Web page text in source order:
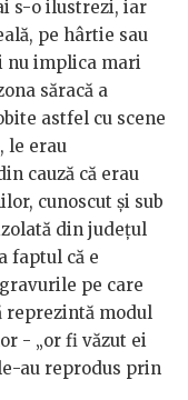
s-o ilustrezi, iar
pe hârtie sau
nu implica mari
săracă a
astfel cu scene
le erau
cauză că erau
cunoscut și sub
din județul
faptul că e
pe care
reprezintă modul
- „or fi văzut ei
au reprodus prin